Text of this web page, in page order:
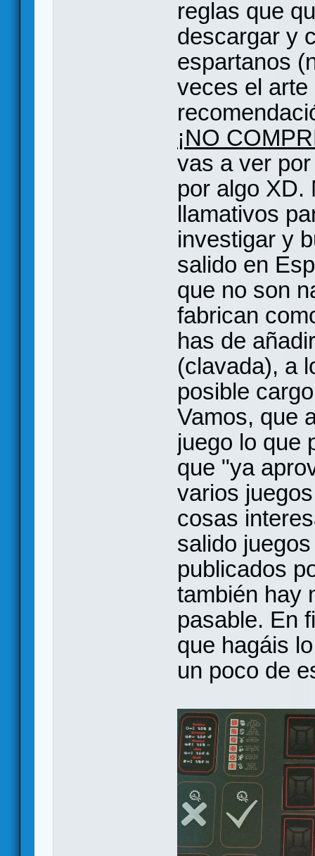
reglas que
descargar y
espartanos
veces el arte
¡NO
vas a ver
por algo XD.
llamativos
investigar y
salido en
que no son
fabrican
has de
(clavada), a
posible
Vamos, que
juego lo que
que "ya
varios
cosas
salido
publicados
también hay
pasable. En
que hagáis
un poco de